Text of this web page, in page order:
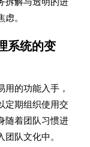
。
系统的变
的功能入手，
定期组织使用交
随着团队习惯进
队文化中。